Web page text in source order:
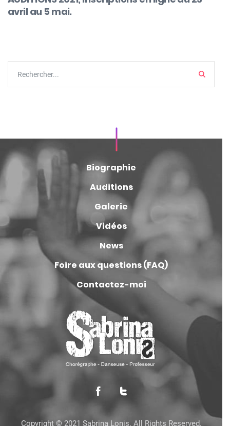
avril au 5 mai.
Biographie
Auditions
Galerie
Vidéos
News
Foire aux questions (FAQ)
Contactez-moi
Copyright © 2021 Sabrina Lonis. All Rights Reserved.